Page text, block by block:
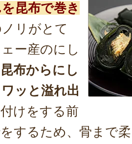
昆布で巻き
リがとて
ー産のにし
昆布からにし
ッと溢れ出
けをする前
するため、骨まで